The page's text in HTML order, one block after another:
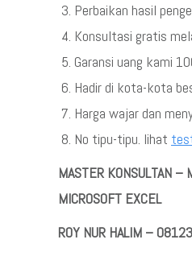
Perbaikan hasil
Konsultasi gratis
Garansi uang kami
Hadir di kota-kota
Harga wajar dan
No tipu-tipu. lihat
MASTER KONSULTAN –
MICROSOFT EXCEL
ROY NUR HALIM –